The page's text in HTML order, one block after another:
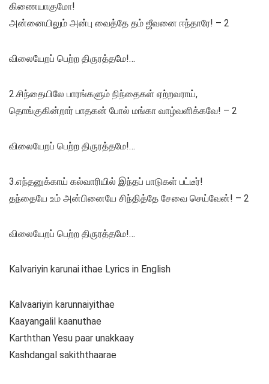
கிணையாகுமோ!
அன்னையிலும் அன்பு வைத்தே தம் ஜீவனை ஈந்தாரே! – 2
விலையேறப் பெற்ற திருரத்தமே!…
2.சிந்தையிலே பாரங்களும் நிந்தைகள் ஏற்றவராய்,
தொங்குகின்றார் பாதகன் போல் மங்கா வாழ்வளிக்கவே! – 2
விலையேறப் பெற்ற திருரத்தமே!…
3.எந்தனுக்காய் கல்வாரியில் இந்தப் பாடுகள் பட்டீர்!
தந்தையே உம் அன்பினையே சிந்தித்தே சேவை செய்வேன்! – 2
விலையேறப் பெற்ற திருரத்தமே!…
Kalvariyin karunai ithae Lyrics in English
Kalvaariyin karunnaiyithae
Kaayangalil kaanuthae
Karththan Yesu paar unakkaay
Kashdangal sakiththaarae